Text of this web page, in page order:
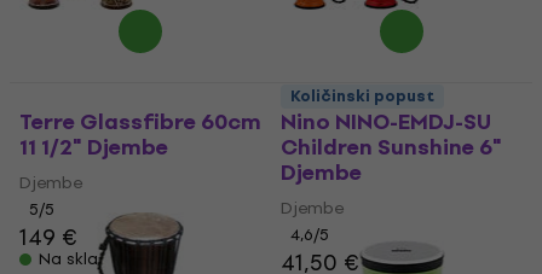
Terre Glassfibre 60cm
11 1/2" Djembe
Djembe
5/5
149 €
Na skladištu
Nino NINO-EMDJ-SU
Children Sunshine 6"
Djembe
Djembe
4,6/5
41,50 €
Količinski popust